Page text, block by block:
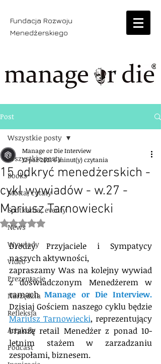
Fundacja Rozwoju
Menedżerskiego
Post
Wszystkie posty
Books
Motta, cytaty
Spotkania, eventy
News
Wywiady
Video
Prezentacje
Narzędzia
Refleksja
Artykuły
Podcast
Wszystkie posty
15 odkryć menedżerskich -
cykl wywiadów - w.27 -
Mariusz Tarnowiecki
Manage or Die Interview
12 paź 2021 6 minut(y) czytania
Oceniono na NaN z 5 gwiazdek.
Drodzy Przyjaciele i Sympatycy
naszych aktywności,
zapraszamy Was na kolejny wywiad
z doświadczonym Menedżerem w
ramach Manage or Die Interview.
Mariusz Tarnowiecki, reprezentujący
branżę retail Menedżer z ponad 10-
letnim stażem w zarzadzaniu
zespołami, biznesem.